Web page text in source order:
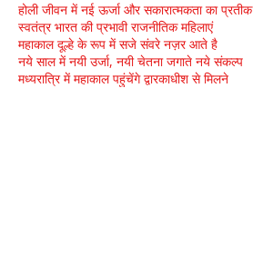
होली जीवन में नई ऊर्जा और सकारात्मकता का प्रतीक
स्वतंत्र भारत की प्रभावी राजनीतिक महिलाएं
महाकाल दूल्हे के रूप में सजे संवरे नज़र आते है
नये साल में नयी उर्जा, नयी चेतना जगाते नये संकल्प
मध्यरात्रि में महाकाल पहुंचेंगे द्वारकाधीश से मिलने